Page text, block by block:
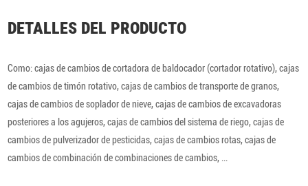
DETALLES DEL PRODUCTO
Como: cajas de cambios de cortadora de baldocador (cortador rotativo), cajas
de cambios de timón rotativo, cajas de cambios de transporte de granos,
cajas de cambios de soplador de nieve, cajas de cambios de excavadoras
posteriores a los agujeros, cajas de cambios del sistema de riego, cajas de
cambios de pulverizador de pesticidas, cajas de cambios rotas, cajas de
cambios de combinación de combinaciones de cambios, ...